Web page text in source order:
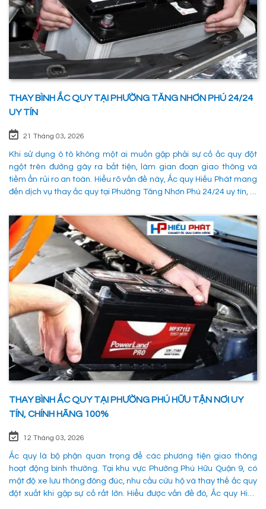
THAY BÌNH ẮC QUY TẠI PHƯỜNG TĂNG NHƠN PHÚ 24/24
UY TÍN
21 Tháng 03, 2026
Khi sử dụng ô tô không một ai muốn gặp phải sự cố ắc quy đột
ngột trên đường gây ra bất tiện, làm gian đoạn giao thông và
tiềm ẩn rủi ro an toàn. Hiểu rõ vấn đề này, Ắc quy Hiếu Phát mang
đến dịch vụ thay ắc quy tại Phường Tăng Nhơn Phú 24/24 uy tín, là
bảo an toàn cho các phường tiện và tiết kiệm thời gian cho người
sử dụng. 1. Các phương pháp khắc phục sự cố khi ắc quy hỏng tại
Phường Tăng Nhơn Phú Quận 9 Khi xe không thể khởi động do vấn
đề về điện, có rất nhiều ng
THAY BÌNH ẮC QUY TẠI PHƯỜNG PHÚ HỮU TẬN NƠI UY
TÍN, CHÍNH HÃNG 100%
12 Tháng 03, 2026
Ắc quy là bộ phận quan trọng để các phương tiện giao thông
hoạt động bình thường. Tại khu vực Phường Phú Hữu Quận 9, có
mật độ xe lưu thông đông đúc, nhu cầu cứu hộ và thay thế ắc quy
đột xuất khi gặp sự cố rất lớn. Hiểu được vấn đề đó, Ắc quy Hiếu